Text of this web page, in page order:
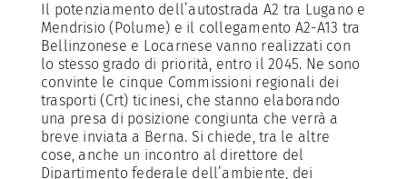
Il potenziamento dell’autostrada A2 tra Lugano e
Mendrisio (Polume) e il collegamento A2-A13 tra
Bellinzonese e Locarnese vanno realizzati con
lo stesso grado di priorità, entro il 2045. Ne sono
convinte le cinque Commissioni regionali dei
trasporti (Crt) ticinesi, che stanno elaborando
una presa di posizione congiunta che verrà a
breve inviata a Berna. Si chiede, tra le altre
cose, anche un incontro al direttore del
Dipartimento federale dell’ambiente, dei